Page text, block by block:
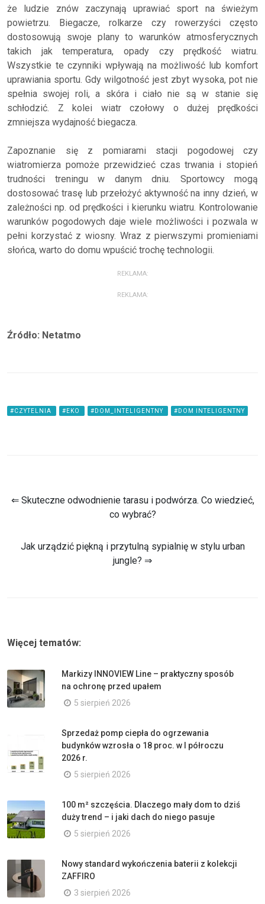
że ludzie znów zaczynają uprawiać sport na świeżym
powietrzu. Biegacze, rolkarze czy rowerzyści często
dostosowują swoje plany to warunków atmosferycznych
takich jak temperatura, opady czy prędkość wiatru.
Wszystkie te czynniki wpływają na możliwość lub komfort
uprawiania sportu. Gdy wilgotność jest zbyt wysoka, pot nie
spełnia swojej roli, a skóra i ciało nie są w stanie się
schłodzić. Z kolei wiatr czołowy o dużej prędkości
zmniejsza wydajność biegacza.
Zapoznanie się z pomiarami stacji pogodowej czy
wiatromierza pomoże przewidzieć czas trwania i stopień
trudności treningu w danym dniu. Sportowcy mogą
dostosować trasę lub przełożyć aktywność na inny dzień, w
zależności np. od prędkości i kierunku wiatru. Kontrolowanie
warunków pogodowych daje wiele możliwości i pozwala w
pełni korzystać z wiosny. Wraz z pierwszymi promieniami
słońca, warto do domu wpuścić trochę technologii.
REKLAMA:
REKLAMA:
Źródło: Netatmo
#CZYTELNIA #EKO #DOM_INTELIGENTNY #DOM INTELIGENTNY
⇐ Skuteczne odwodnienie tarasu i podwórza. Co wiedzieć,
co wybrać?
Jak urządzić piękną i przytulną sypialnię w stylu urban
jungle? ⇒
Więcej tematów:
Markizy INNOVIEW Line – praktyczny sposób
na ochronę przed upałem
5 sierpień 2026
Sprzedaż pomp ciepła do ogrzewania
budynków wzrosła o 18 proc. w I półroczu
2026 r.
5 sierpień 2026
100 m² szczęścia. Dlaczego mały dom to dziś
duży trend – i jaki dach do niego pasuje
5 sierpień 2026
Nowy standard wykończenia baterii z kolekcji
ZAFFIRO
3 sierpień 2026